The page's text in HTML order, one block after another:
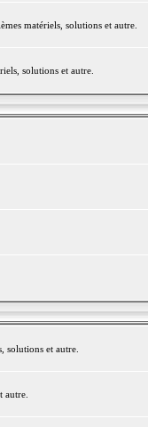
matériels, solutions et autre.
solutions et autre.
solutions et autre.
autre.